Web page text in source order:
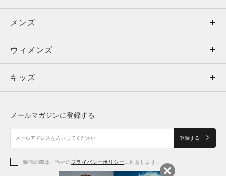
メンズ
ウィメンズ
キッズ
アクセサリー
メンズ
トップス
ボトムス
アクセサリー
ウィメンズ
トップス
シューズ
アクセサリー
キッズ
シューズ
メールマガジンに登録する
登録する
購読の際は、当社のプライバシーポリシーに同意します。